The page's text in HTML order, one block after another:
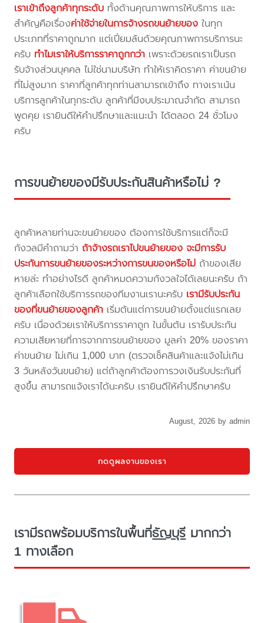
เราเข้าถึงลูกค้าทุกระดับ ทั้งด้านคุณภาพการให้บริการ และ
สำคัญคือเรื่องค่าใช้จ่ายในการจ้างรถขนย้ายของ ในทุก
ประเภทที่ราคาถูกมาก แต่เปี่ยมล้นด้วยคุณภาพการบริการนะ
ครับ ทำไมเราให้บริการราคาถูกกว่า เพราะด้วยรถเราเป็นรถ
รับจ้างส่วนบุคคล ไม่ใช่นามบริษัท ทำให้เราคิดราคา ค่าขนย้าย
ที่ไม่สูงมาก ราคาที่ลูกค้าทุกท่านสามารถเข้าถึง ทางเราเน้น
บริการลูกค้าในทุกระดับ ลูกค้าที่มีงบประมาณจำกัด สามารถ
พูดคุย เรายินดีให้คำปรึกษาและแนะนำ ได้ตลอด 24 ชั่วโมง
ครับ
การขนย้ายของมีรับประกันสินค้าหรือไม่ ?
ลูกค้าหลายท่านจะขนย้ายของ ต้องการใช้บริการแต่ก็จะมี
กังวลมีคำถามว่า ถ้าจ้างรถเราไปขนย้ายของ จะมีการรับ
ประกันการขนย้ายของระหว่างการขนของหรือไม่ ถ้าของเสีย
หายล่ะ ทำอย่างไรดี ลูกค้าหมดความกังวลใจได้เลยนะครับ ถ้า
ลูกค้าเลือกใช้บริการรถของทีมงานเรานะครับ เรามีรับประกัน
ของที่ขนย้ายของลูกค้า เริ่มต้นแต่การขนย้ายตั้งแต่แรกเลย
ครับ เนื่องด้วยเราให้บริการราคาถูก ในขั้นต้น เรารับประกัน
ความเสียหายที่การจากการขนย้ายของ มูลค่า 20% ของราคา
ค่าขนย้าย ไม่เกิน 1,000 บาท (ตรวจเช็คสินค้าและแจ้งไม่เกิน
3 วันหลังวันขนย้าย) แต่ถ้าลูกค้าต้องการวงเงินรับประกันที่
สูงขึ้น สามารถแจ้งเราได้นะครับ เรายินดีให้คำปรึกษาครับ
August, 2026 by admin
กดดูผลงานของเรา
เรามีรถพร้อมบริการในพื้นที่ธัญบุรี มากกว่า
1 ทางเลือก